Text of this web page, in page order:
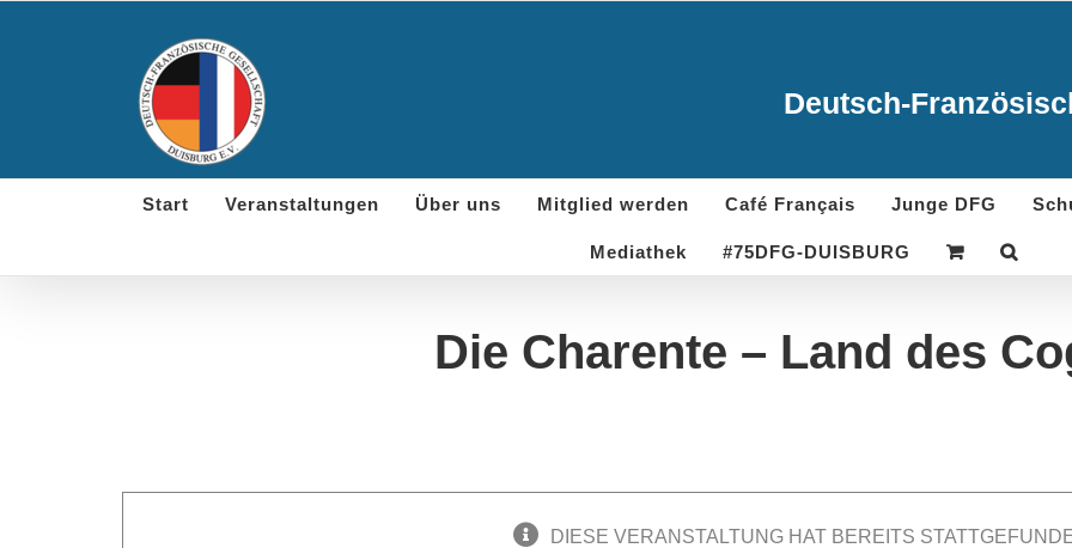
Deutsch-
Start Veranstaltungen Über uns Mitglied werden Café Français Junge DFG
Mediathek #75DFG-DUISBURG
Die Charente – Land des
DIESE VERANSTALTUNG HAT BEREITS